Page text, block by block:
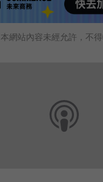
本網站內容未經允許，不得